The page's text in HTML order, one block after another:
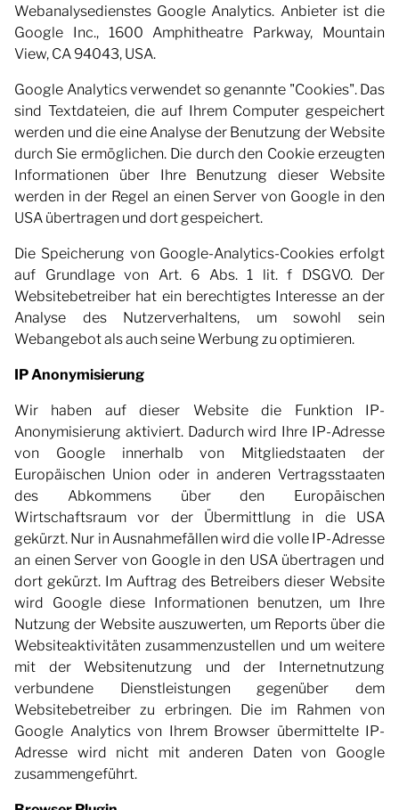
Webanalysedienstes Google Analytics. Anbieter ist die
Google Inc., 1600 Amphitheatre Parkway, Mountain
View, CA 94043, USA.
Google Analytics verwendet so genannte "Cookies". Das
sind Textdateien, die auf Ihrem Computer gespeichert
werden und die eine Analyse der Benutzung der Website
durch Sie ermöglichen. Die durch den Cookie erzeugten
Informationen über Ihre Benutzung dieser Website
werden in der Regel an einen Server von Google in den
USA übertragen und dort gespeichert.
Die Speicherung von Google-Analytics-Cookies erfolgt
auf Grundlage von Art. 6 Abs. 1 lit. f DSGVO. Der
Websitebetreiber hat ein berechtigtes Interesse an der
Analyse des Nutzerverhaltens, um sowohl sein
Webangebot als auch seine Werbung zu optimieren.
IP Anonymisierung
Wir haben auf dieser Website die Funktion IP-
Anonymisierung aktiviert. Dadurch wird Ihre IP-Adresse
von Google innerhalb von Mitgliedstaaten der
Europäischen Union oder in anderen Vertragsstaaten
des Abkommens über den Europäischen
Wirtschaftsraum vor der Übermittlung in die USA
gekürzt. Nur in Ausnahmefällen wird die volle IP-Adresse
an einen Server von Google in den USA übertragen und
dort gekürzt. Im Auftrag des Betreibers dieser Website
wird Google diese Informationen benutzen, um Ihre
Nutzung der Website auszuwerten, um Reports über die
Websiteaktivitäten zusammenzustellen und um weitere
mit der Websitenutzung und der Internetnutzung
verbundene Dienstleistungen gegenüber dem
Websitebetreiber zu erbringen. Die im Rahmen von
Google Analytics von Ihrem Browser übermittelte IP-
Adresse wird nicht mit anderen Daten von Google
zusammengeführt.